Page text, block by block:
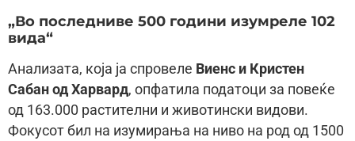
„Во последниве 500 години изумреле 102
вида“
Анализата, која ја спровеле Виенс и Кристен
Сабан од Харвард, опфатила податоци за повеќе
од 163.000 растителни и животински видови.
Фокусот бил на изумирања на ниво на род од 1500